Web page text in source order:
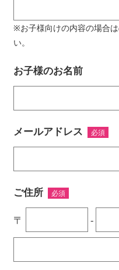
お子様向けの内容の場合
い。
お子様のお名前
メールアドレス
ご住所
〒 -